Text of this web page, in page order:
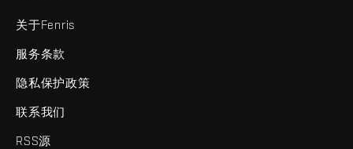
关于Fenris
服务条款
隐私保护政策
联系我们
RSS源